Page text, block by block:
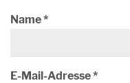
Name*
E-Mail-Adresse*